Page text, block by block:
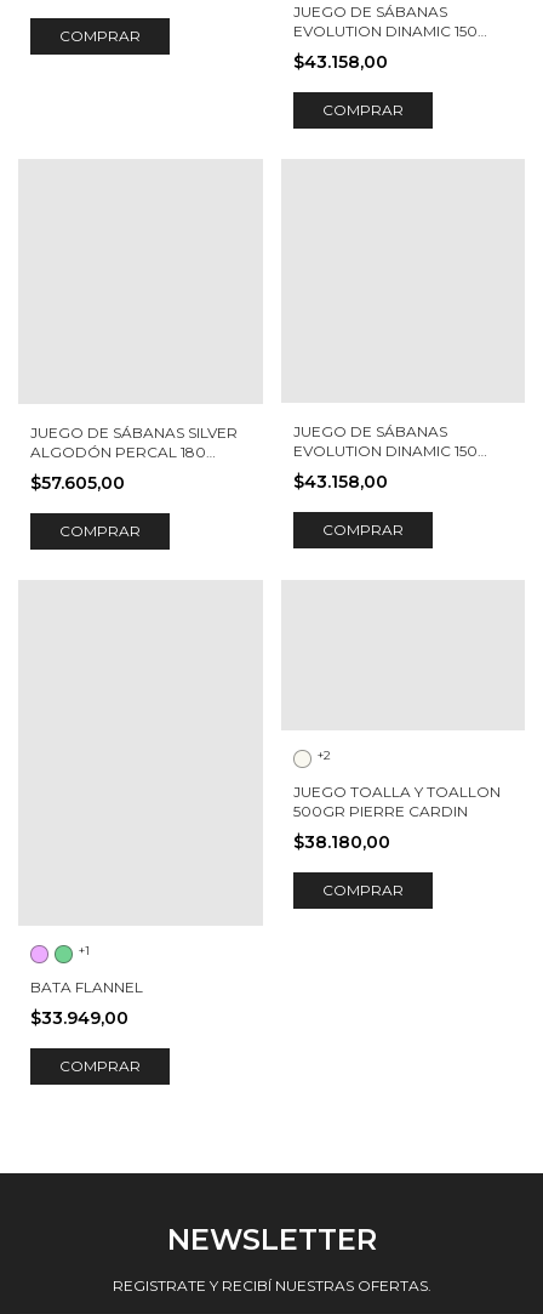
COMPRAR
JUEGO DE SÁBANAS
EVOLUTION DINAMIC 150
HILOS CARACAS
$43.158,00
COMPRAR
JUEGO DE SÁBANAS SILVER
ALGODÓN PERCAL 180
HILOS NILO
$57.605,00
COMPRAR
JUEGO DE SÁBANAS
EVOLUTION DINAMIC 150
HILOS VERONA
$43.158,00
COMPRAR
+1
BATA FLANNEL
$33.949,00
COMPRAR
+2
JUEGO TOALLA Y TOALLON
500GR PIERRE CARDIN
$38.180,00
COMPRAR
NEWSLETTER
REGISTRATE Y RECIBÍ NUESTRAS OFERTAS.